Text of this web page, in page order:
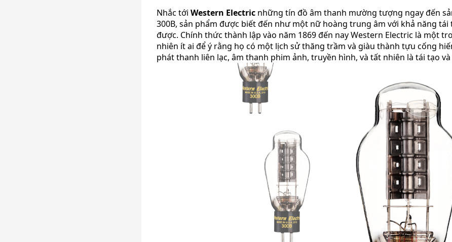
Nhắc tới Western Electric những tín đồ âm thanh mường tượng ngay đến
300B, sản phẩm được biết đến như một nữ hoàng trung âm với khả năng
được. Chính thức thành lập vào năm 1869 đến nay Western Electric là một
nhiên ít ai để ý rằng họ có một lịch sử thăng trầm và giàu thành tựu cống
phát thanh liên lạc, âm thanh phim ảnh, truyền hình, và tất nhiên là tái tạo